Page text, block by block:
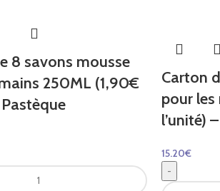
8 savons mousse
250ML (1,90€
Carton
pour
l’unité)
15.20€
-